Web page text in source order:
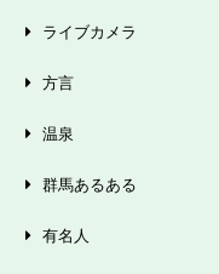
ライブカメラ
方言
温泉
群馬あるある
有名人